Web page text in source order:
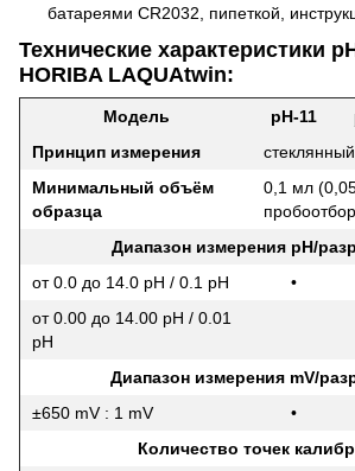
батареями CR2032, пипеткой,
Технические характеристики
HORIBA LAQUAtwin:
Модель pH-11
Принцип измерения
Минимальный объём
образца
0,1 мл
Диапазон измерения pH/
от 0.0 до 14.0 pH / 0.1 pH
•
от 0.00 до 14.00 pH / 0.01
pH
Диапазон измерения mV/
±650 mV : 1 mV
•
Количество точек